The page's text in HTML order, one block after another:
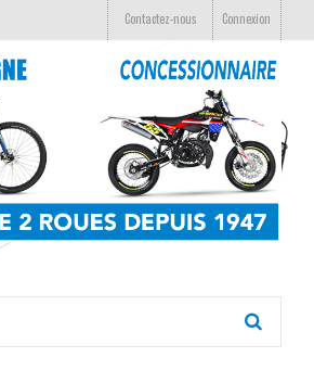
Connexion
Contactez-nous